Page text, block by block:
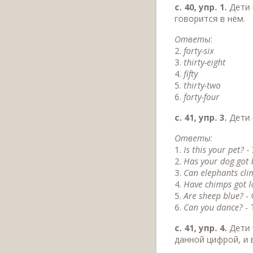
с. 40, упр. 1. Дети
говорится в нём.
Ответы:
2. forty-six
3. thirty-eight
4. fifty
5. thirty-two
6. forty-four
c. 41, упр. 3. Дети
Ответы:
1. Is this your pet?-
2. Has your dog got
3. Can elephants
4. Have chimps got
5.Are sheep blue?-
6. Can you dance?-
с. 41, упр. 4. Дети
данной цифрой, и